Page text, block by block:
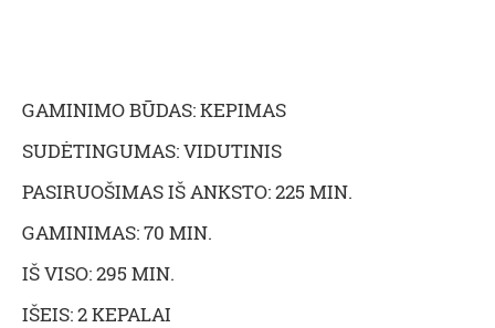
GAMINIMO BŪDAS: KEPIMAS
SUDĖTINGUMAS: VIDUTINIS
PASIRUOŠIMAS IŠ ANKSTO: 225 MIN.
GAMINIMAS: 70 MIN.
IŠ VISO: 295 MIN.
IŠEIS: 2 KEPALAI